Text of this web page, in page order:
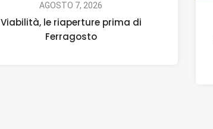
AGOSTO 7, 2026
Viabilità, le riaperture prima di
Ferragosto